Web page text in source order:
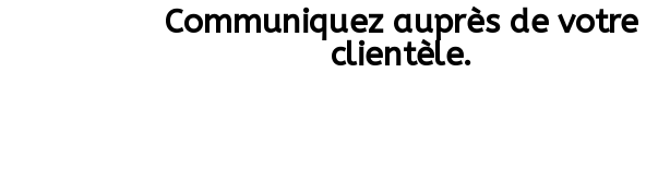
Communiquez auprès de votre
clientèle.